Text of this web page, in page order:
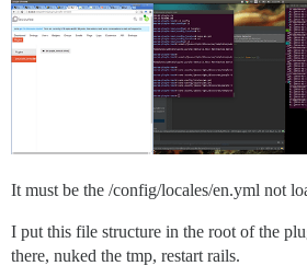
It must be the /config/locales/en.yml not
I put this file structure in the root of the
there, nuked the tmp, restart rails.